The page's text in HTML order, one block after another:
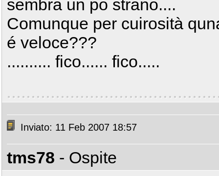
sembra un po strano....
Comunque per cuirosità
é veloce???
.......... fico...... fico.....
Inviato: 11 Feb 2007 18:57
tms78 - Ospite